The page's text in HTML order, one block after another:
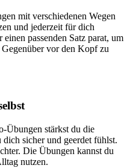
mit verschiedenen Wegen
und jederzeit für dich
passenden Satz parat, um
vor den Kopf zu
Übungen stärkst du die
sicher und geerdet fühlst.
Die Übungen kannst du
nutzen.